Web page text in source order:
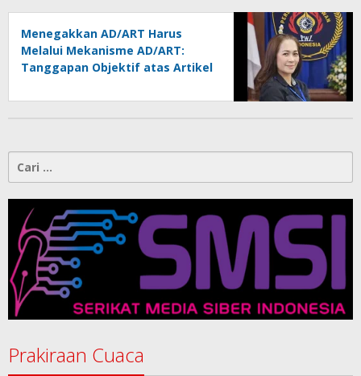
Menegakkan AD/ART Harus
Melalui Mekanisme AD/ART:
Tanggapan Objektif atas Artikel
Konspirasi Melanggar Aturan”
Cari
untuk:
Prakiraan Cuaca